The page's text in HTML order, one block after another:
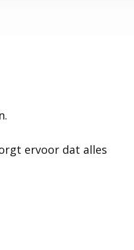
ervoor dat alles